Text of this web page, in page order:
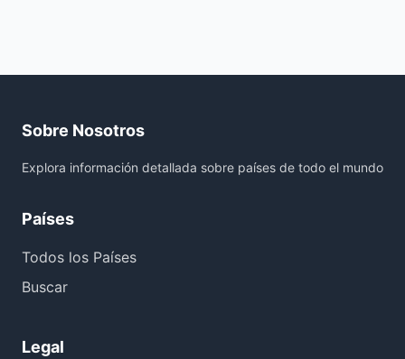
Sobre Nosotros
Explora información detallada sobre países de todo el mundo
Países
Todos los Países
Buscar
Legal